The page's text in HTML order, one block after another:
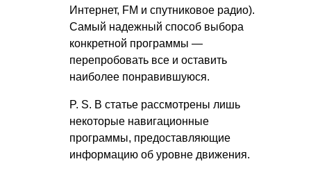
Интернет, FM и спутниковое радио).
Самый надежный способ выбора
конкретной программы —
перепробовать все и оставить
наиболее понравившуюся.
P. S. В статье рассмотрены лишь
некоторые навигационные
программы, предоставляющие
информацию об уровне движения.